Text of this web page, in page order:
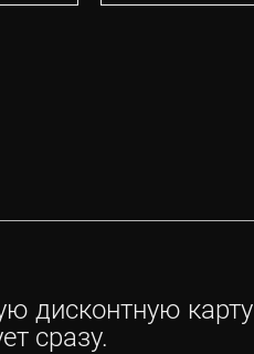
дисконтную карту
сразу.